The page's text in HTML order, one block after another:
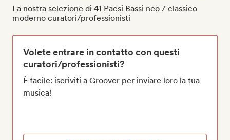
La nostra selezione di 41 Paesi Bassi neo / classico
moderno curatori/professionisti
Volete entrare in contatto con questi
curatori/professionisti?
È facile: iscriviti a Groover per inviare loro la tua
musica!